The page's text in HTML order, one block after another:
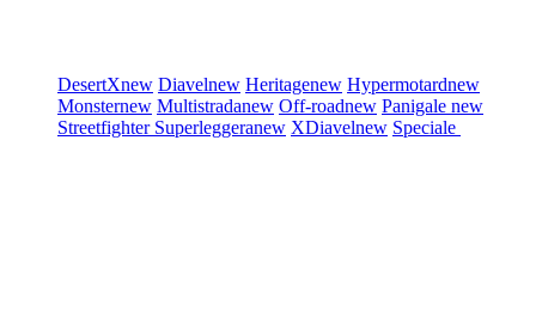
DesertXnew Diavelnew Heritagenew Hypermotardnew
Monsternew Multistradanew Off-roadnew Panigale new
Streetfighter Superleggeranew XDiavelnew Speciale